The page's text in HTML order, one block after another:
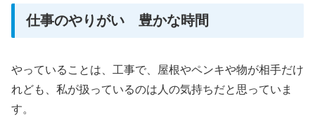
仕事のやりがい 豊かな時間
やっていることは、工事で、屋根やペンキや物が相手だけ
れども、私が扱っているのは人の気持ちだと思っていま
す。